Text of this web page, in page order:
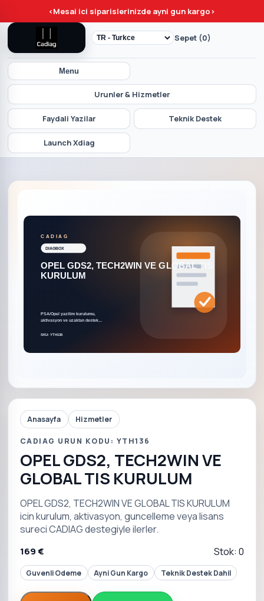
<Mesai ici siparislerinizde ayni gun kargo>
Menu
Urunler & Hizmetler
Faydali Yazilar Teknik Destek
Launch Xdiag
Sepet (0)
Anasayfa Hizmetler
CADIAG URUN KODU: YTH136
OPEL GDS2, TECH2WIN VE
GLOBAL TIS KURULUM
OPEL GDS2, TECH2WIN VE GLOBAL TIS KURULUM
icin kurulum, aktivasyon, guncelleme veya lisans
sureci CADIAG destegiyle ilerler.
169 € Stok: 0
Guvenli Odeme Ayni Gun Kargo Teknik Destek Dahil